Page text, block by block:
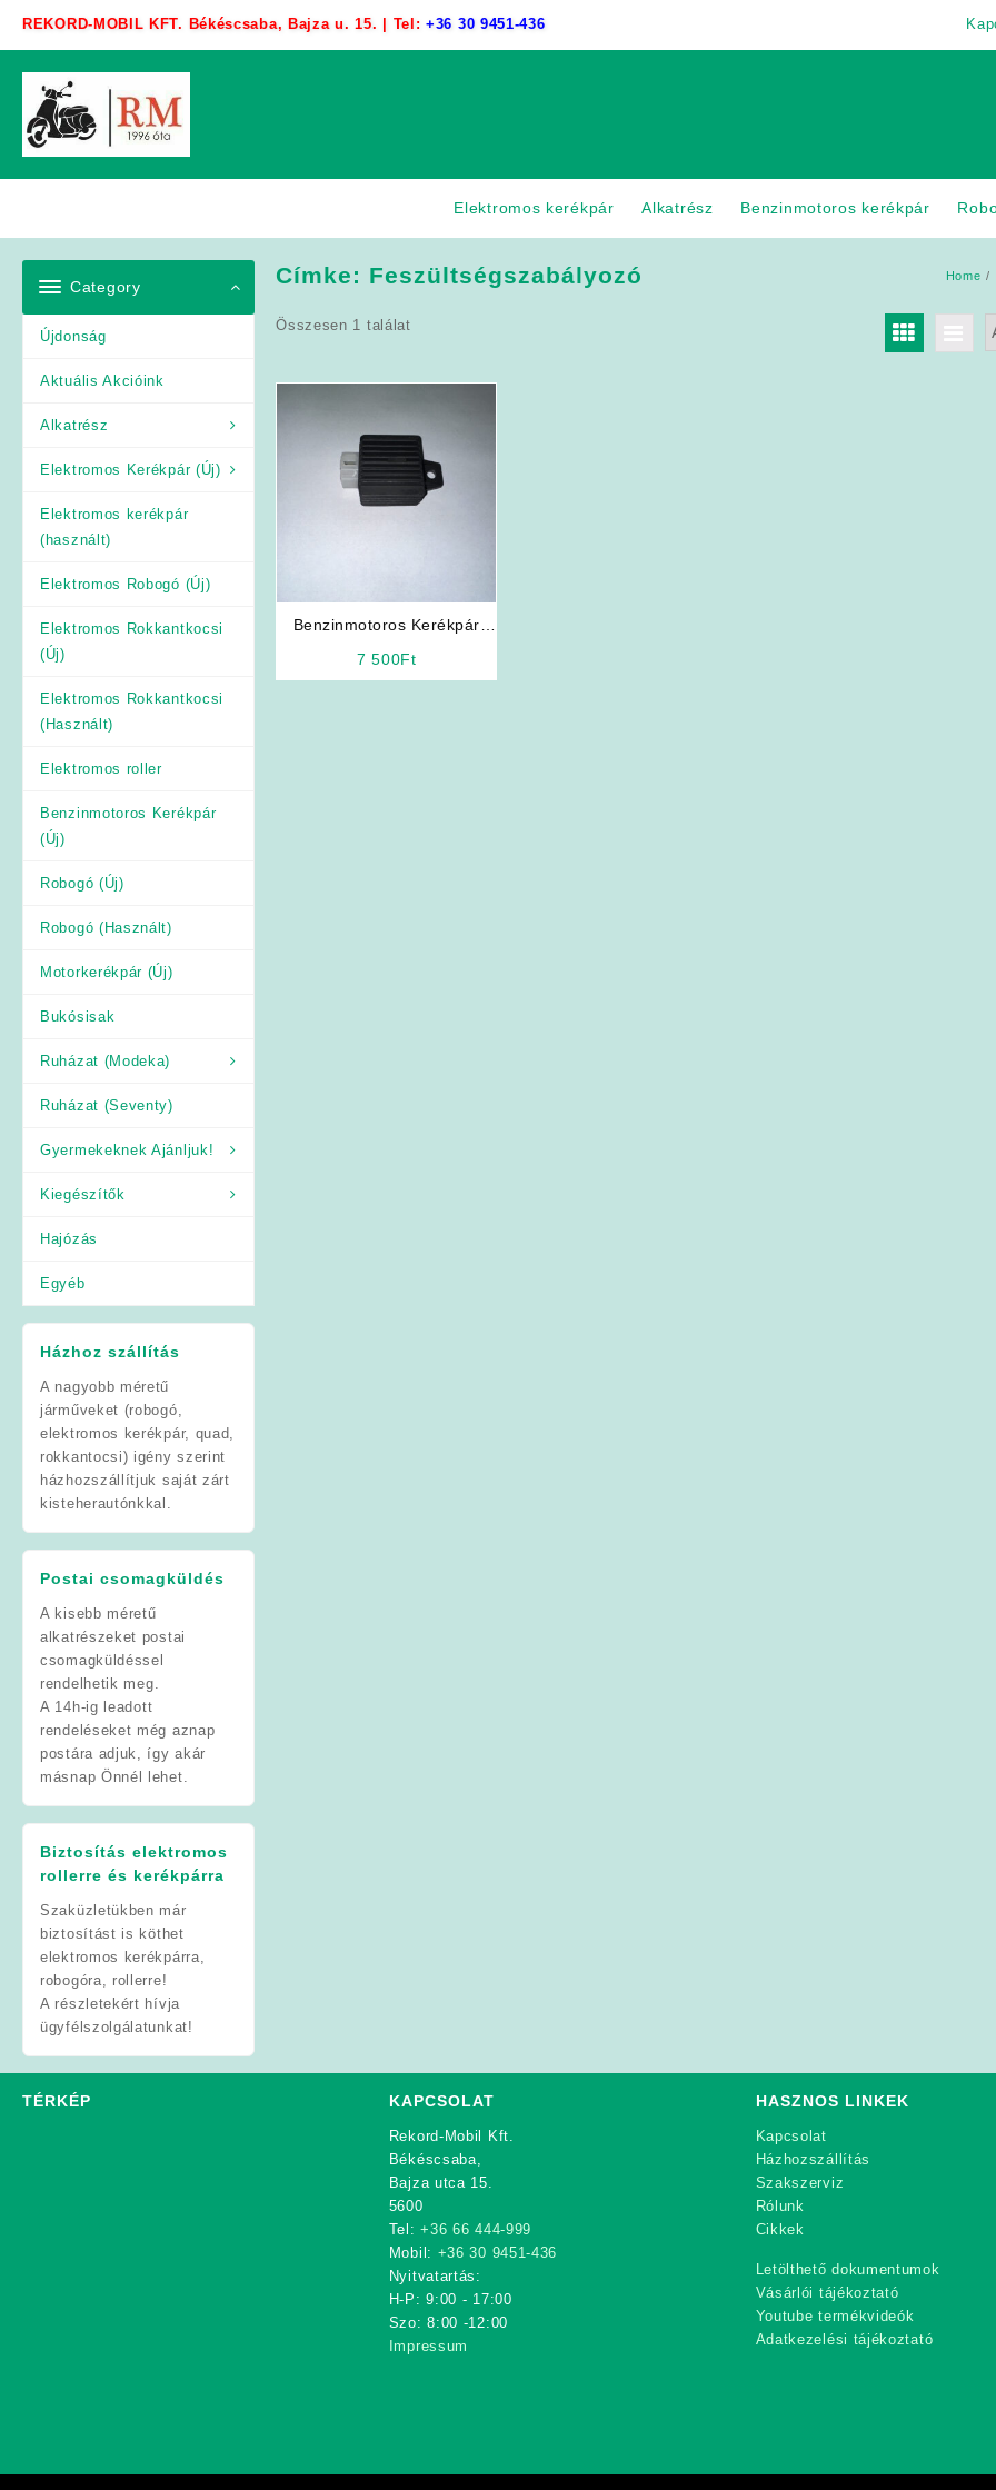
REKORD-MOBIL KFT. Békéscsaba, Bajza u. 15. | Tel:+36 30 9451-436
Elektromos kerékpár Alkatrész Benzinmotoros kerékpár
Category
Újdonság
Aktuális Akcióink
Alkatrész
Elektromos Kerékpár (Új)
Elektromos kerékpár
(használt)
Elektromos Robogó (Új)
Elektromos Rokkantkocsi
(Új)
Elektromos Rokkantkocsi
(Használt)
Elektromos roller
Benzinmotoros Kerékpár
(Új)
Robogó (Új)
Robogó (Használt)
Motorkerékpár (Új)
Bukósisak
Ruházat (Modeka)
Ruházat (Seventy)
Gyermekeknek Ajánljuk!
Kiegészítők
Hajózás
Egyéb
Házhoz szállítás
A nagyobb méretű
járműveket (robogó,
elektromos kerékpár, quad,
rokkantocsi) igény szerint
házhozszállítjuk saját zárt
kisteherautónkkal.
Postai csomagküldés
A kisebb méretű
alkatrészeket postai
csomagküldéssel
rendelhetik meg.
A 14h-ig leadott
rendeléseket még aznap
postára adjuk, így akár
másnap Önnél lehet.
Biztosítás elektromos
rollerre és kerékpárra
Szaküzletükben már
biztosítást is köthet
elektromos kerékpárra,
robogóra, rollerre!
A részletekért hívja
ügyfélszolgálatunkat!
Címke: Feszültségszabályozó Home
Összesen 1 találat
Benzinmotoros Kerékpár
7 500Ft
TÉRKÉP KAPCSOLAT
Rekord-Mobil Kft.
Békéscsaba,
Bajza utca 15.
5600
Tel:+36 66 444-999
Mobil: +36 30 9451-436
Nyitvatartás:
H-P: 9:00 - 17:00
Szo: 8:00 -12:00
Impressum
HASZNOS LINKEK
Kapcsolat
Házhozszállítás
Szakszerviz
Rólunk
Cikkek
Letölthető dokumentumok
Vásárlói tájékoztató
Youtube termékvideók
Adatkezelési tájékoztató